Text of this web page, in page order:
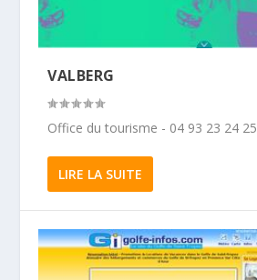
VALBERG
Office du tourisme - 04 93 23 24 25
LIRE LA SUITE